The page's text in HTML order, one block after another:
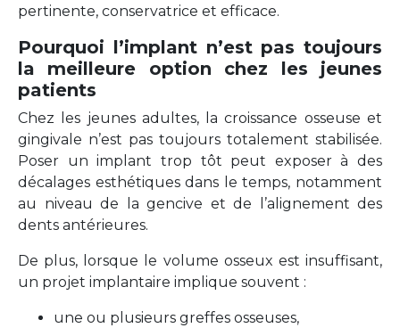
pertinente, conservatrice et efficace.
Pourquoi l’implant n’est pas toujours
la meilleure option chez les jeunes
patients
Chez les jeunes adultes, la croissance osseuse et
gingivale n’est pas toujours totalement stabilisée.
Poser un implant trop tôt peut exposer à des
décalages esthétiques dans le temps, notamment
au niveau de la gencive et de l’alignement des
dents antérieures.
De plus, lorsque le volume osseux est insuffisant,
un projet implantaire implique souvent :
une ou plusieurs greffes osseuses,